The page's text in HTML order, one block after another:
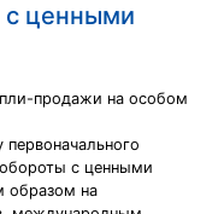
с ценными
продажи на особом
обороты с ценными
образом на